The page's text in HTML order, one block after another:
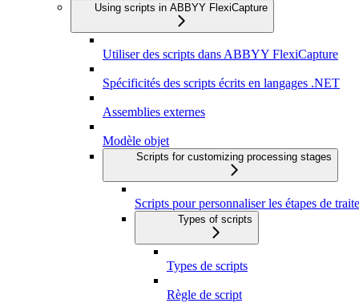
Using scripts in ABBYY FlexiCapture
Utiliser des scripts dans ABBYY FlexiCapture
Spécificités des scripts écrits en langages .NET
Assemblies externes
Modèle objet
Scripts for customizing processing stages
Scripts pour personnaliser les étapes de
Types of scripts
Types de scripts
Règle de script